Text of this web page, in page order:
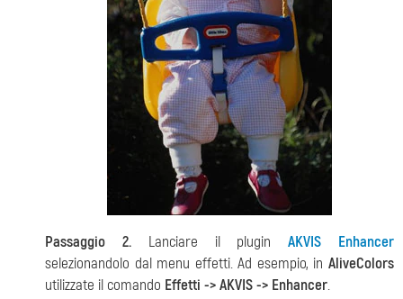
Passaggio 2.Lanciare il pluginAKVIS Enhancer
selezionandolo dal menu effetti. Ad esempio, in AliveColors
utilizzate il comando Effetti -> AKVIS -> Enhancer.